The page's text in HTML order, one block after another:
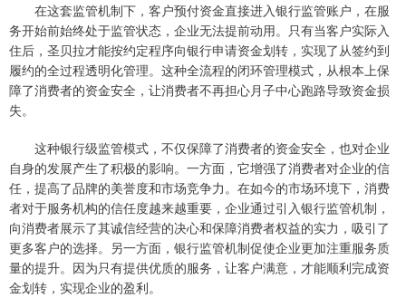
在这套监管机制下，客户预付资金直接进入银行监管账户，在服
务开始前始终处于监管状态，企业无法提前动用。只有当客户实际入
住后，圣贝拉才能按约定程序向银行申请资金划转，实现了从签约到
履约的全过程透明化管理。这种全流程的闭环管理模式，从根本上保
障了消费者的资金安全，让消费者不再担心月子中心跑路导致资金损
失。
这种银行级监管模式，不仅保障了消费者的资金安全，也对企业
自身的发展产生了积极的影响。一方面，它增强了消费者对企业的信
任，提高了品牌的美誉度和市场竞争力。在如今的市场环境下，消费
者对于服务机构的信任度越来越重要，企业通过引入银行监管机制，
向消费者展示了其诚信经营的决心和保障消费者权益的实力，吸引了
更多客户的选择。另一方面，银行监管机制促使企业更加注重服务质
量的提升。因为只有提供优质的服务，让客户满意，才能顺利完成资
金划转，实现企业的盈利。